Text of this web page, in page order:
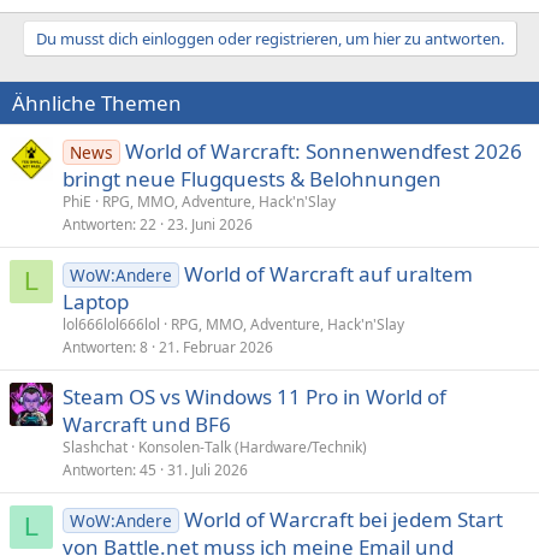
Du musst dich einloggen oder registrieren, um hier zu antworten.
Ähnliche Themen
News World of Warcraft: Sonnenwendfest 2026
bringt neue Flugquests & Belohnungen
PhiE
RPG, MMO, Adventure, Hack'n'Slay
Antworten 22 23. Juni 2026
L WoW:Andere World of Warcraft auf uraltem
Laptop
lol666lol666lol
RPG, MMO, Adventure, Hack'n'Slay
Antworten 8 21. Februar 2026
Steam OS vs Windows 11 Pro in World of
Warcraft und BF6
Slashchat Konsolen-Talk (Hardware/Technik)
Antworten 45 31. Juli 2026
L WoW:Andere World of Warcraft bei jedem Start
von Battle.net muss ich meine Email und